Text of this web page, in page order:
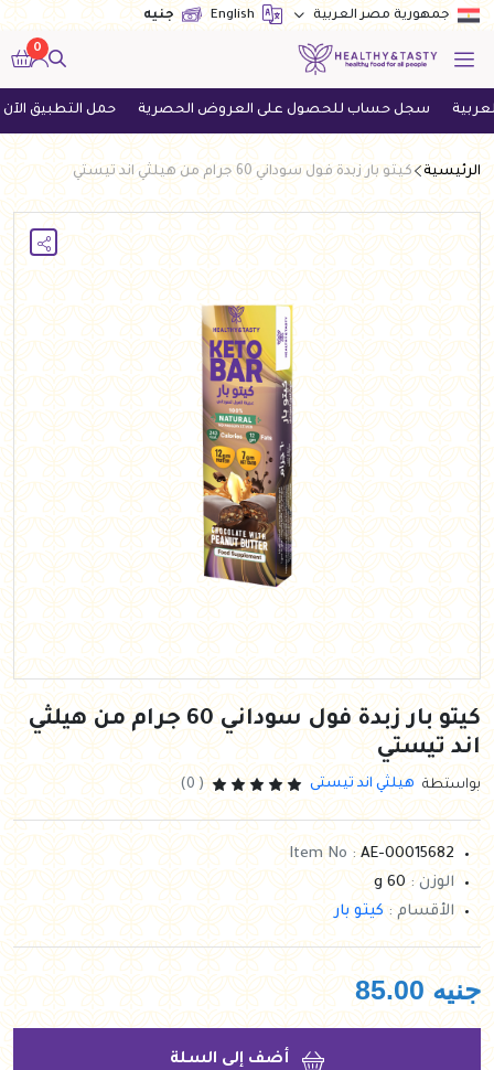
جمهورية مصر العربية English جنيه
0
سجل حساب للحصول على العروض الحصرية حمل التطبيق الآن
الرئيسية كيتو بار زبدة فول سوداني 60 جرام من هيلثي اند تيستي
كيتو بار زبدة فول سوداني 60 جرام من هيلثي
اند تيستي
بواستطة هيلثي اند تيستى ( 0)
Item No :AE-00015682
الوزن :60 g
الأقسام :كيتو بار
جنيه 85.00
أضف إلى السلة